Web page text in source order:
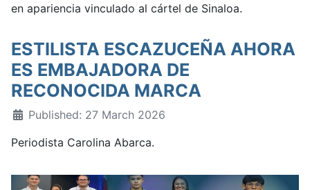
en apariencia vinculado al cártel de Sinaloa.
ESTILISTA ESCAZUCEÑA AHORA
ES EMBAJADORA DE
RECONOCIDA MARCA
Published: 27 March 2026
Periodista Carolina Abarca.